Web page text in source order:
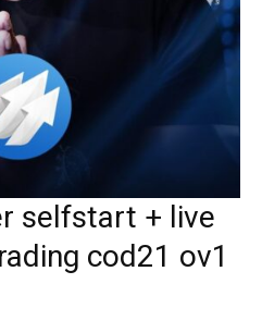
selfstart + live
cod21 ov1